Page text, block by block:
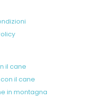
il cane
il cane
in montagna